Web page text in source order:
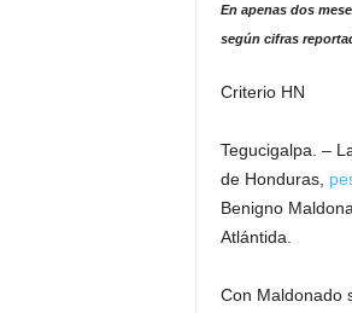
En apenas dos
según cifras
Criterio HN
Tegucigalpa. –
de Honduras,
Benigno
Atlántida.
Con Maldonado